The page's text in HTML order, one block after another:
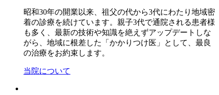
昭和30年の開業以来、祖父の代から3代にわたり地域密
着の診療を続けています。親子3代で通院される患者様
も多く、最新の技術や知識を絶えずアップデートしな
がら、地域に根差した「かかりつけ医」として、最良
の治療をお約束します。
当院について